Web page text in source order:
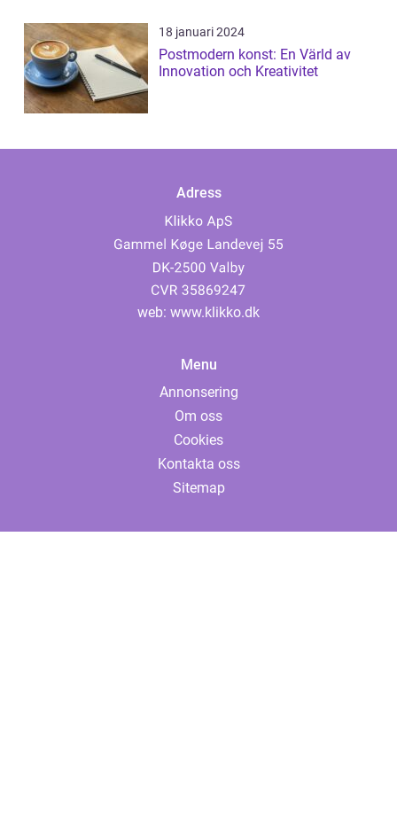
18 januari 2024
Postmodern konst: En Värld av
Innovation och Kreativitet
Adress
web: www.klikko.dk
Menu
Annonsering
Om oss
Cookies
Kontakta oss
Sitemap